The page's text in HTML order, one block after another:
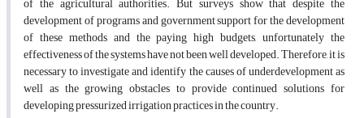
development of programs and government support for the development
of these methods and the paying high budgets, unfortunately the
effectiveness of the systems have not been well developed. Therefore, it is
necessary to investigate and identify the causes of underdevelopment as
well as the growing obstacles to provide continued solutions for
developing pressurized irrigation practices in the country.